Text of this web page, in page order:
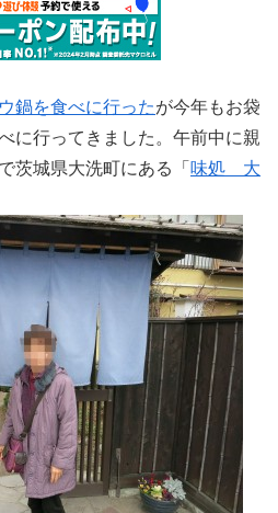
鍋を食べに行ったが今年もお袋
に行ってきました。午前中に親
茨城県大洗町にある「 味処 大